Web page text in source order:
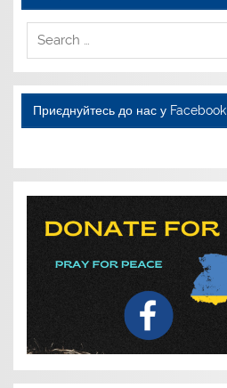
Приєднуйтесь до нас у Facebook